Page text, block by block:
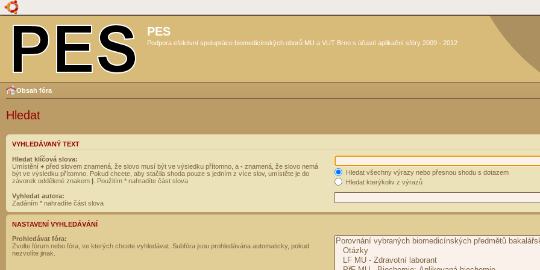
PES
Podpora efektivní spolupráce biomedicínských oborů MU a VUT Brno s účastí aplikační sféry 2009 - 2012
Obsah fóra
Hledat
VYHLEDÁVANÝ TEXT
Hledat klíčová slova:
Umístění + před slovem znamená, že slovo musí být ve výsledku přítomno, a - znamená, že slovo nemá
být ve výsledku přítomno. Pokud chcete, aby stačila shoda pouze s jedním z více slov, umístěte je do
závorek oddělené znakem | . Použitím * nahradíte část slova
Hledat všechny výrazy nebo přesnou shodu s dotazem
Hledat kterýkoliv z výrazů
Vyhledat autora:
Zadáním * nahradíte část slova
NASTAVENÍ VYHLEDÁVÁNÍ
Prohledávat fóra:
Zvolte fórum nebo fóra, ve kterých chcete vyhledávat. Subfóra jsou prohledávána automaticky, pokud
nezvolíte jinak.